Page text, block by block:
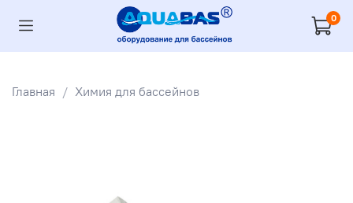
0
Главная Химия для бассейнов